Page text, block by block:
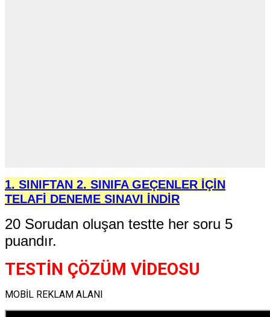
1. SINIFTAN 2. SINIFA GEÇENLER İÇİN
TELAFİ DENEME SINAVI İNDİR
20 Sorudan oluşan testte her soru 5
puandır.
TESTİN ÇÖZÜM VİDEOSU
MOBİL REKLAM ALANI